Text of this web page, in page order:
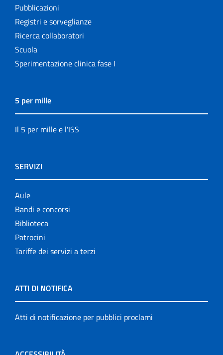
Pubblicazioni
Registri e sorveglianze
Ricerca collaboratori
Scuola
Sperimentazione clinica fase I
5 per mille
Il 5 per mille e l'ISS
SERVIZI
Aule
Bandi e concorsi
Biblioteca
Patrocini
Tariffe dei servizi a terzi
ATTI DI NOTIFICA
Atti di notificazione per pubblici proclami